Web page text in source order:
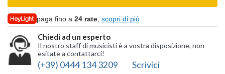
paga fino a24 rate ,scopri di più
Chiedi ad un esperto
Il nostro staff di musicisti è a vostra disposizione, non
esitate a contattarci!
(+39) 0444 134 3209 Scrivici